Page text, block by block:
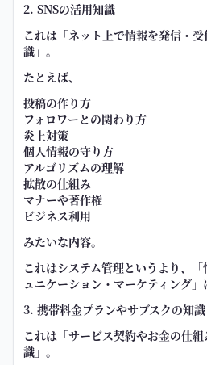
2. SNSの活用知識
これは「ネット上で情報を発信・
識」。
たとえば、
投稿の作り方
フォロワーとの関わり方
炎上対策
個人情報の守り方
アルゴリズムの理解
拡散の仕組み
マナーや著作権
ビジネス利用
みたいな内容。
これはシステム管理というより、「
ュニケーション・マーケティング」
3. 携帯料金プランやサブスクの知識
これは「サービス契約やお金の仕
識」。